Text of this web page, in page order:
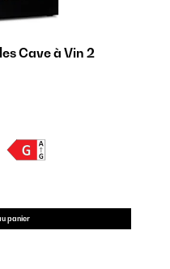
Cave à Vin 2
panier